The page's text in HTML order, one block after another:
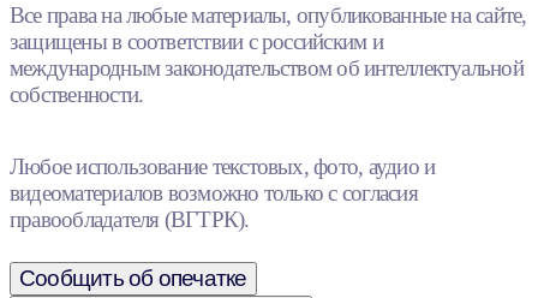
Все права на любые материалы, опубликованные на сайте,
защищены в соответствии с российским и
международным законодательством об интеллектуальной
собственности.
Любое использование текстовых, фото, аудио и
видеоматериалов возможно только с согласия
правообладателя (ВГТРК).
Сообщить об опечатке